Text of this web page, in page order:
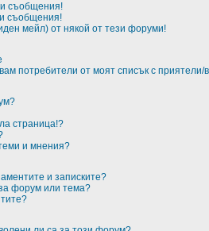
съобщения!
съобщения!
мейл) от някой от тези форуми!
потребители от моят списък с приятели/
страница!?
и мнения?
и записките?
форум или тема?